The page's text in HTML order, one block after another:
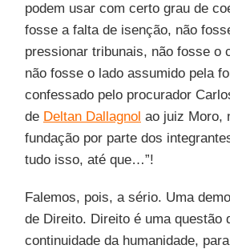
podem usar com certo grau de
fosse a falta de isenção, não
pressionar tribunais, não fosse o
não fosse o lado assumido pela
confessado pelo procurador
de Deltan Dallagnol ao juiz Moro,
fundação por parte dos
tudo isso, até que…”!
Falemos, pois, a sério. Uma
de Direito. Direito é uma questão
continuidade da humanidade,